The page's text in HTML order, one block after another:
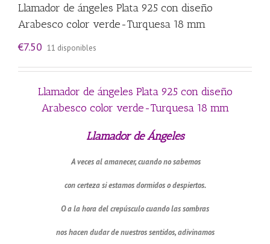
Llamador de ángeles Plata 925 con diseño
Arabesco color verde-Turquesa 18 mm
€7.50 11 disponibles
Llamador de ángeles Plata 925 con diseño
Arabesco color verde-Turquesa 18 mm
Llamador de Ángeles
A veces al amanecer, cuando no sabemos
con certeza si estamos dormidos o despiertos.
O a la hora del crepúsculo cuando las sombras
nos hacen dudar de nuestros sentidos, adivinamos